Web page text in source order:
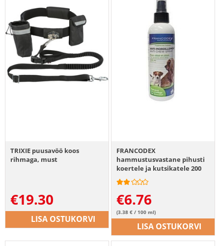
TRIXIE puusavöö koos
rihmaga, must
€19.30
LISA OSTUKORVI
FRANCODEX
hammustusvastane pihusti
koertele ja kutsikatele 200
ml
€6.76
(3.38 € / 100 ml)
LISA OSTUKORVI